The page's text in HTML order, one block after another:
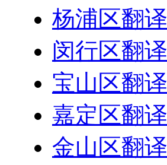
杨浦区翻译
闵行区翻译
宝山区翻译
嘉定区翻译
金山区翻译